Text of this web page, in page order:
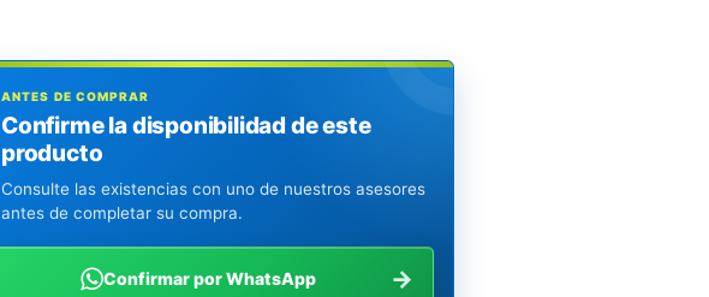
ANTES DE COMPRAR
Confirme la disponibilidad de este
producto
Consulte las existencias con uno de nuestros asesores
antes de completar su compra.
Confirmar por WhatsApp →